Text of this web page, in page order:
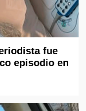
fue
episodio en